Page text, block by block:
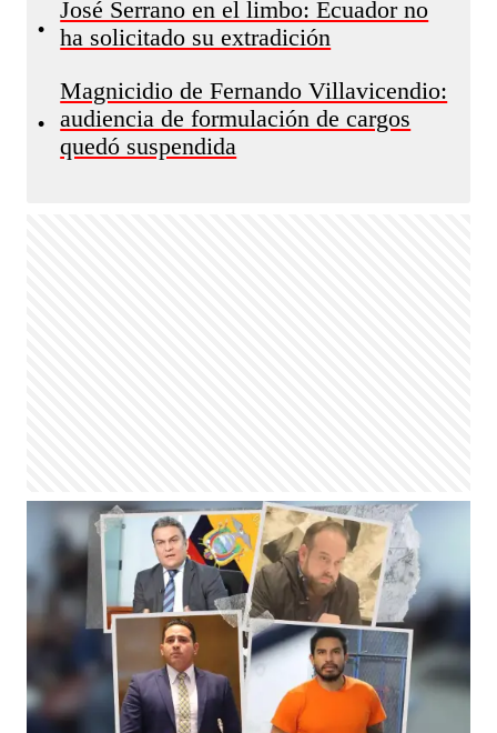
•
José Serrano en el limbo: Ecuador no
ha solicitado su extradición
•
Magnicidio de Fernando Villavicendio:
audiencia de formulación de cargos
quedó suspendida